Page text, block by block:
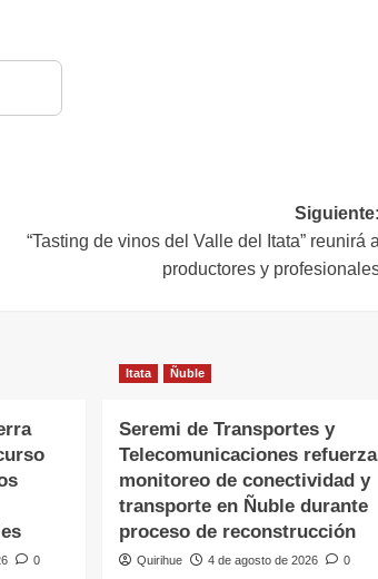
Siguiente:
“Tasting de vinos del Valle del Itata” reunirá a
productores y
0
Itata Ñuble
Seremi de Transportes y
Telecomunicaciones refuerza
monitoreo de conectividad y
transporte en Ñuble durante
proceso de reconstrucción
Quirihue 4 de agosto de 2026 0